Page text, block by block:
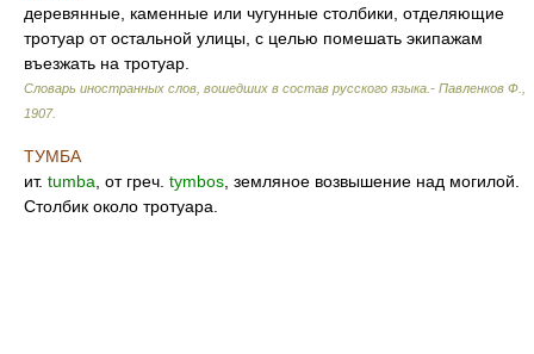
деревянные, каменные или чугунные столбики, отделяющие
тротуар от остальной улицы, с целью помешать экипажам
въезжать на тротуар.
Словарь иностранных слов, вошедших в состав русского языка.- Павленков Ф.
1907.
ТУМБА
ит. tumba , от греч. tymbos , земляное возвышение над могилой.
Столбик около тротуара.